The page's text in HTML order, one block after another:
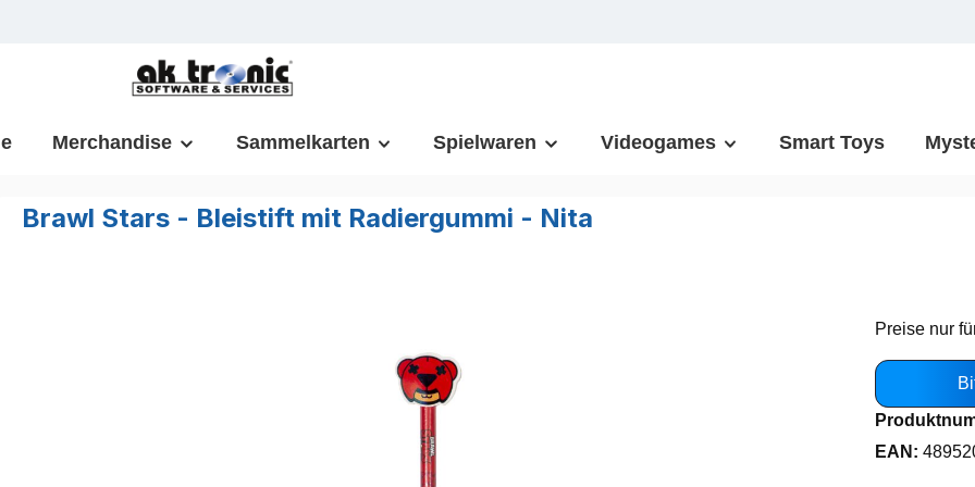
Merchandise Sammelkarten Spielwaren Videogames Smart Toys
Brawl Stars - Bleistift mit Radiergummi - Nita
Preise nur
EAN: